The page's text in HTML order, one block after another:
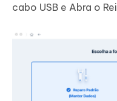
cabo USB e Abra o